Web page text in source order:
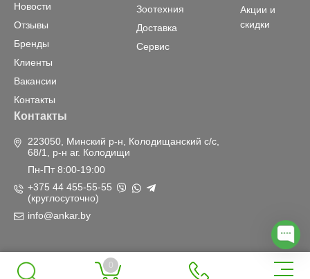
0
Новости
Отзывы
Бренды
Клиенты
Вакансии
Контакты
Доставка
Сервис
Зоотехния
Акции и
скидки
Контакты
223050, Минский р-н, Колодищанский с/с,
68/1, р-н аг. Колодищи
Пн-Пт 8:00-19:00
+375 44 455-55-55
(круглосуточно)
info@ankar.by
Мы в социальных
Рейтинг «Анкар-имэк»